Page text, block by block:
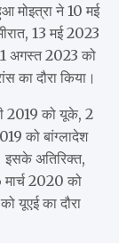
मोइत्रा ने 10 मई
13 मई 2023
अगस्त 2023 को
का दौरा किया।
2019 को यूके, 2
को बांग्लादेश
अतिरिक्त,
2020 को
यूएई का दौरा